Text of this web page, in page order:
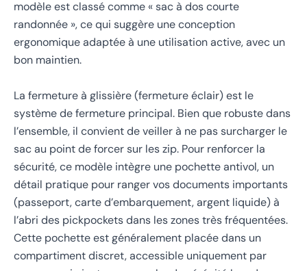
modèle est classé comme « sac à dos courte
randonnée », ce qui suggère une conception
ergonomique adaptée à une utilisation active, avec un
bon maintien.
La fermeture à glissière (fermeture éclair) est le
système de fermeture principal. Bien que robuste dans
l’ensemble, il convient de veiller à ne pas surcharger le
sac au point de forcer sur les zip. Pour renforcer la
sécurité, ce modèle intègre une pochette antivol, un
détail pratique pour ranger vos documents importants
(passeport, carte d’embarquement, argent liquide) à
l’abri des pickpockets dans les zones très fréquentées.
Cette pochette est généralement placée dans un
compartiment discret, accessible uniquement par